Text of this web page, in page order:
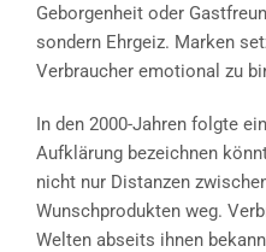
Geborgenheit oder
sondern Ehrgeiz. Marken
Verbraucher emotional zu
In den 2000-Jahren folgte
Aufklärung bezeichnen
nicht nur Distanzen
Wunschprodukten weg.
Welten abseits ihnen